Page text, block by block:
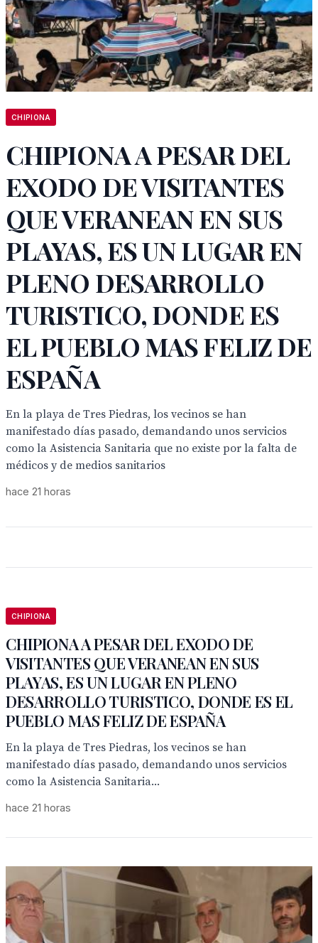
CHIPIONA
CHIPIONA A PESAR DEL
EXODO DE VISITANTES
QUE VERANEAN EN SUS
PLAYAS, ES UN LUGAR EN
PLENO DESARROLLO
TURISTICO, DONDE ES
EL PUEBLO MAS FELIZ DE
ESPAÑA
En la playa de Tres Piedras, los vecinos se han
manifestado días pasado, demandando unos servicios
como la Asistencia Sanitaria que no existe por la falta de
médicos y de medios sanitarios
hace 21 horas
CHIPIONA
CHIPIONA A PESAR DEL EXODO DE
VISITANTES QUE VERANEAN EN SUS
PLAYAS, ES UN LUGAR EN PLENO
DESARROLLO TURISTICO, DONDE ES EL
PUEBLO MAS FELIZ DE ESPAÑA
En la playa de Tres Piedras, los vecinos se han
manifestado días pasado, demandando unos servicios
como la Asistencia Sanitaria...
hace 21 horas